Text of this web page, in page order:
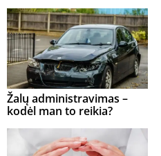
Žalų administravimas –
kodėl man to reikia?